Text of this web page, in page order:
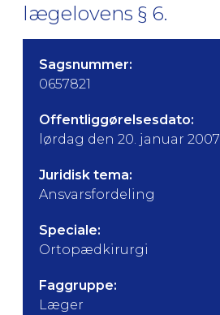
lægelovens § 6.
Sagsnummer:
0657821
Offentliggørelsesdato:
lørdag den 20. januar 2007
Juridisk tema:
Ansvarsfordeling
Speciale:
Ortopædkirurgi
Faggruppe:
Læger